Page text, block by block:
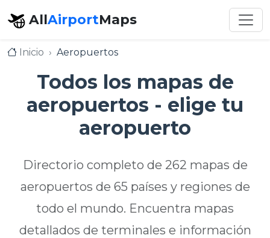
AllAirportMaps
Inicio Aeropuertos
Todos los mapas de
aeropuertos - elige tu
aeropuerto
Directorio completo de 262 mapas de
aeropuertos de 65 países y regiones de
todo el mundo. Encuentra mapas
detallados de terminales e información